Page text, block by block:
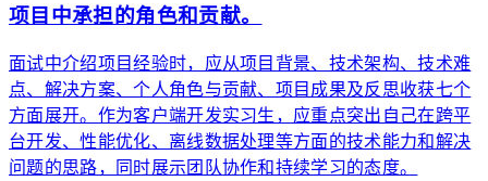
项目中承担的角色和贡献。
面试中介绍项目经验时，应从项目背景、技术架构、技术难
点、解决方案、个人角色与贡献、项目成果及反思收获七个
方面展开。作为客户端开发实习生，应重点突出自己在跨平
台开发、性能优化、离线数据处理等方面的技术能力和解决
问题的思路，同时展示团队协作和持续学习的态度。